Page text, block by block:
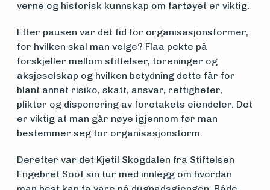
verne og historisk kunnskap om fartøyet er viktig.
Etter pausen var det tid for organisasjonsformer,
for hvilken skal man velge? Flaa pekte på
forskjeller mellom stiftelser, foreninger og
aksjeselskap og hvilken betydning dette får for
blant annet risiko, skatt, ansvar, rettigheter,
plikter og disponering av foretakets eiendeler. Det
er viktig at man går nøye igjennom før man
bestemmer seg for organisasjonsform.
Deretter var det Kjetil Skogdalen fra Stiftelsen
Engebret Soot sin tur med innlegg om hvordan